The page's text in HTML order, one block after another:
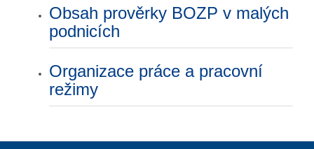
Obsah prověrky BOZP v malých
podnicích
Organizace práce a pracovní
režimy